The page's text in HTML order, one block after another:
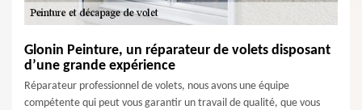
Glonin Peinture, un réparateur de volets disposant
d’une grande expérience
Réparateur professionnel de volets, nous avons une équipe
compétente qui peut vous garantir un travail de qualité, que vous